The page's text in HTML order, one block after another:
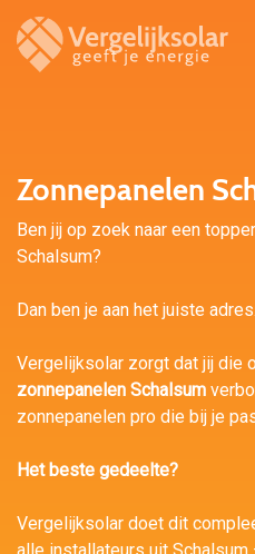
Zonnepanelen
Ben jij op zoek naar een
Schalsum?
Dan ben je aan het juiste adres.
Vergelijksolar zorgt dat jij die
zonnepanelen Schalsum
zonnepanelen pro die bij je
Het beste gedeelte?
Vergelijksolar doet dit